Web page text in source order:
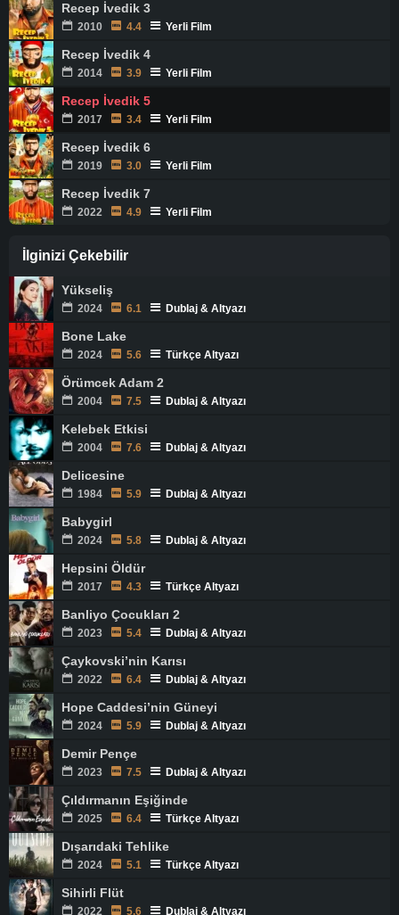
Recep İvedik 3
2010 4.4 Yerli Film
Recep İvedik 4
2014 3.9 Yerli Film
Recep İvedik 5
2017 3.4 Yerli Film
Recep İvedik 6
2019 3.0 Yerli Film
Recep İvedik 7
2022 4.9 Yerli Film
İlginizi Çekebilir
Yükseliş
2024 6.1 Dublaj & Altyazı
Bone Lake
2024 5.6 Türkçe Altyazı
Örümcek Adam 2
2004 7.5 Dublaj & Altyazı
Kelebek Etkisi
2004 7.6 Dublaj & Altyazı
Delicesine
1984 5.9 Dublaj & Altyazı
Babygirl
2024 5.8 Dublaj & Altyazı
Hepsini Öldür
2017 4.3 Türkçe Altyazı
Banliyo Çocukları 2
2023 5.4 Dublaj & Altyazı
Çaykovski’nin Karısı
2022 6.4 Dublaj & Altyazı
Hope Caddesi’nin Güneyi
2024 5.9 Dublaj & Altyazı
Demir Pençe
2023 7.5 Dublaj & Altyazı
Çıldırmanın Eşiğinde
2025 6.4 Türkçe Altyazı
Dışarıdaki Tehlike
2024 5.1 Türkçe Altyazı
Sihirli Flüt
2022 5.6 Dublaj & Altyazı